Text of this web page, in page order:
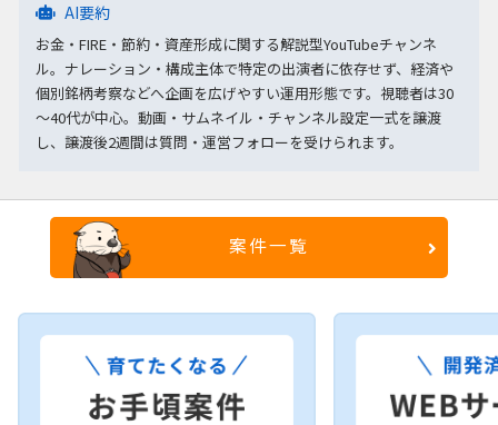
AI要約
お金・FIRE・節約・資産形成に関する解説型YouTubeチャンネ
ル。ナレーション・構成主体で特定の出演者に依存せず、経済や
個別銘柄考察などへ企画を広げやすい運用形態です。視聴者は30
～40代が中心。動画・サムネイル・チャンネル設定一式を譲渡
し、譲渡後2週間は質問・運営フォローを受けられます。
案件一覧